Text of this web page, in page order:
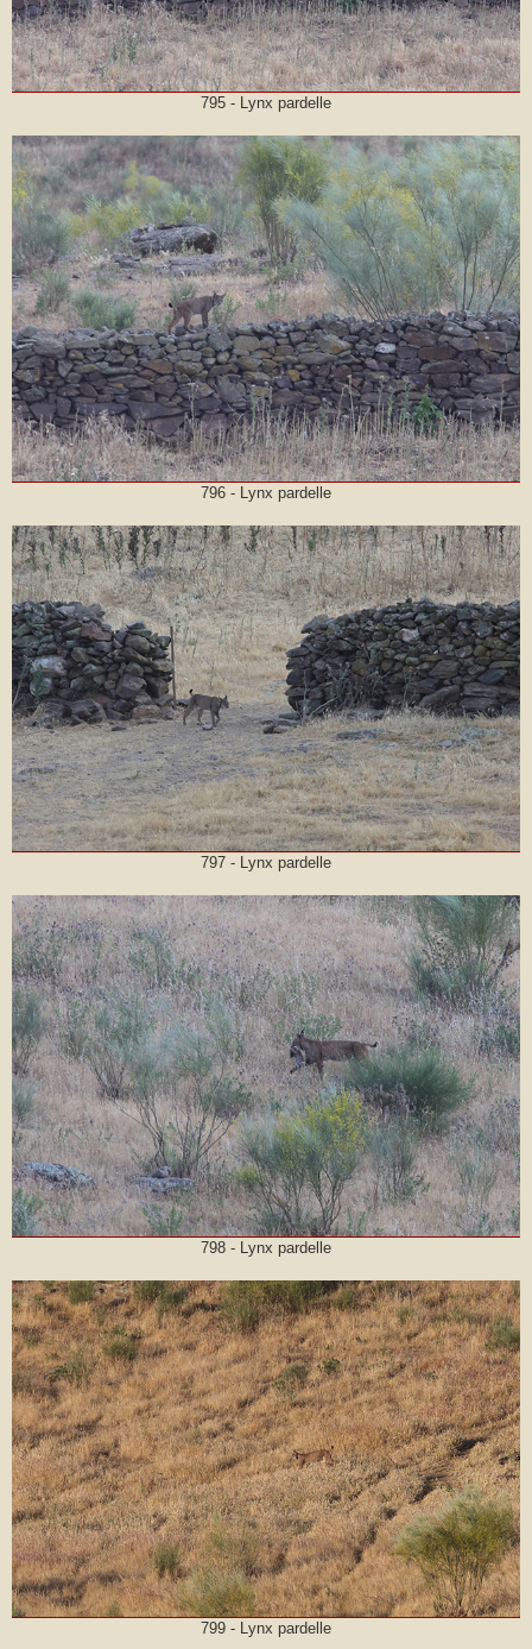
795 - Lynx pardelle
796 - Lynx pardelle
797 - Lynx pardelle
798 - Lynx pardelle
799 - Lynx pardelle